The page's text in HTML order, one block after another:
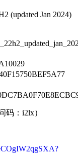
(updated Jan 2024)
码：i2lx）